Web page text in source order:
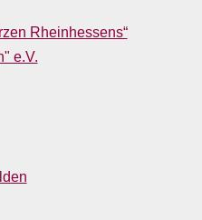
Rheinhessens“
e.V.